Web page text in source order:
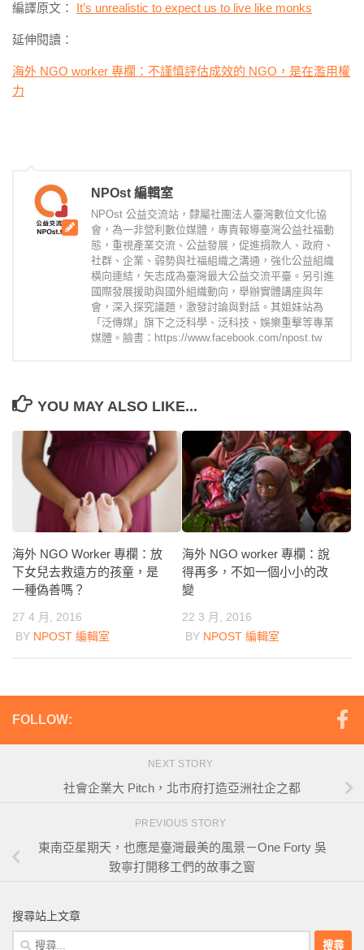
編譯原文： It’s unrealistic to expect us to live like monks
延伸閱讀：
海外 NGO worker 專欄：不謹慎評估成效的 NGO，是在濫用權
力
NPOst 編輯室
NPOst 公益交流站，隸屬社團法人臺灣數位文化協
會，為一非營利數位媒體，專責報導臺灣公益社福動
態，重視產業交流、公益發展，促進捐款人、政府、
社群、企業、弱勢與社福組織之溝通，強化公益組織
橫向連結，矢志成為臺灣最大公益交流平臺。另引進
國際發展援助與國外組織動向，舉辦實體講座與年
會，深入探究議題，激發討論與對話。其姐妹站為
「泛傳媒」旗下之泛科學、泛科技、娛樂重擊等專業
媒體。臉書：https://www.facebook.com/npost.tw
YOU MAY ALSO LIKE...
海外 NGO Worker 專欄：放
下女兒去救遠方的孩童，是
一種偽善嗎？
27 4 月, 2016
BY NPOST 編輯室
海外 NGO worker 專欄：說
得再多，不如一個小小的改
變
22 3 月, 2016
BY NPOST 編輯室
FOLLOW:
NEXT STORY
社會企業大 Pitch，北市府打造亞洲社企之都
PREVIOUS STORY
東南亞星期天，也應是臺灣最美的風景－One Forty 吳
致寧打開移工們的故事之窗
搜尋站上文章
搜